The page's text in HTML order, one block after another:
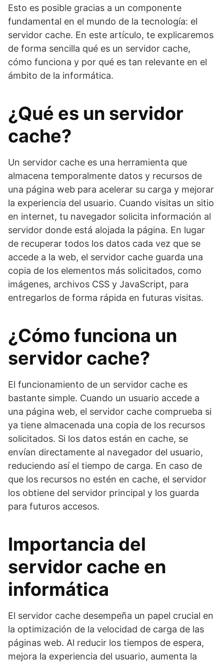
Esto es posible gracias a un componente
fundamental en el mundo de la tecnología: el
servidor cache. En este artículo, te explicaremos
de forma sencilla qué es un servidor cache,
cómo funciona y por qué es tan relevante en el
ámbito de la informática.
¿Qué es un servidor
cache?
Un servidor cache es una herramienta que
almacena temporalmente datos y recursos de
una página web para acelerar su carga y mejorar
la experiencia del usuario. Cuando visitas un sitio
en internet, tu navegador solicita información al
servidor donde está alojada la página. En lugar
de recuperar todos los datos cada vez que se
accede a la web, el servidor cache guarda una
copia de los elementos más solicitados, como
imágenes, archivos CSS y JavaScript, para
entregarlos de forma rápida en futuras visitas.
¿Cómo funciona un
servidor cache?
El funcionamiento de un servidor cache es
bastante simple. Cuando un usuario accede a
una página web, el servidor cache comprueba si
ya tiene almacenada una copia de los recursos
solicitados. Si los datos están en cache, se
envían directamente al navegador del usuario,
reduciendo así el tiempo de carga. En caso de
que los recursos no estén en cache, el servidor
los obtiene del servidor principal y los guarda
para futuros accesos.
Importancia del
servidor cache en
informática
El servidor cache desempeña un papel crucial en
la optimización de la velocidad de carga de las
páginas web. Al reducir los tiempos de espera,
mejora la experiencia del usuario, aumenta la